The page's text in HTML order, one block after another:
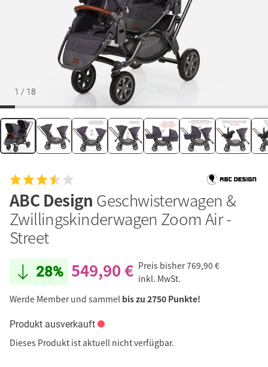
1 / 18
ABC Design Geschwisterwagen &
Zwillingskinderwagen Zoom Air -
Street
28% 549,90 € Preis bisher769,90 €
inkl. MwSt.
Werde Member und sammel bis zu 2750 Punkte!
Produkt ausverkauft
Dieses Produkt ist aktuell nicht verfügbar.